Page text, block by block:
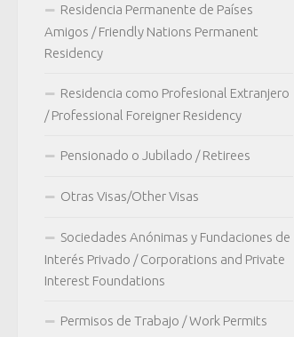
Residencia Permanente de Países
Amigos / Friendly Nations Permanent
Residency
Residencia como Profesional Extranjero
/ Professional Foreigner Residency
Pensionado o Jubilado / Retirees
Otras Visas/Other Visas
Sociedades Anónimas y Fundaciones de
Interés Privado / Corporations and Private
Interest Foundations
Permisos de Trabajo / Work Permits